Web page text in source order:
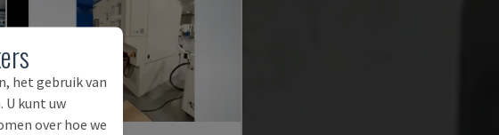
het gebruik van
U kunt uw
over hoe we